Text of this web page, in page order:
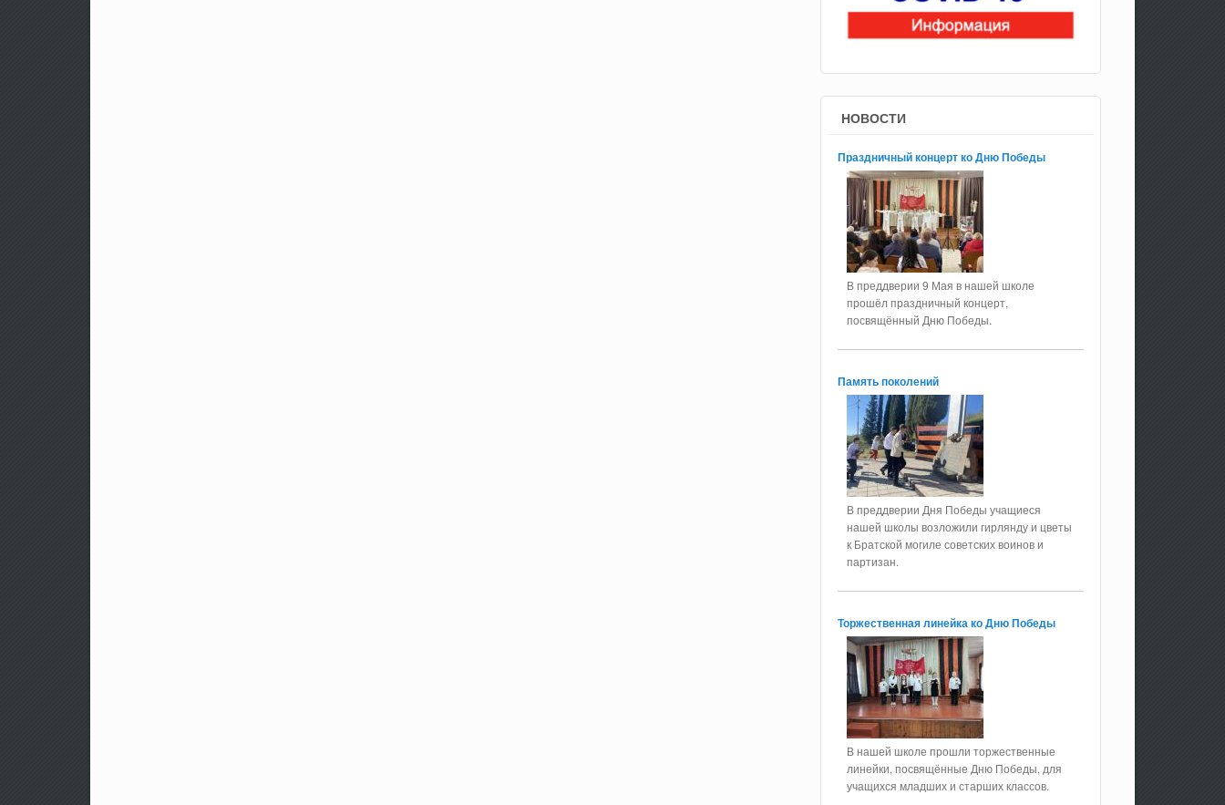
НОВОСТИ
Праздничный концерт ко Дню Победы
В преддверии 9 Мая в нашей школе
прошёл праздничный концерт,
посвящённый Дню Победы.
Память поколений
В преддверии Дня Победы учащиеся
нашей школы возложили гирлянду и цветы
к Братской могиле советских воинов и
партизан.
Торжественная линейка ко Дню Победы
В нашей школе прошли торжественные
линейки, посвящённые Дню Победы, для
учащихся младших и старших классов.